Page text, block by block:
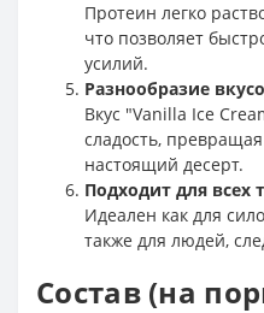
Протеин легко
что позволяет
усилий.
Разнообразие
Вкус "Vanilla Ice
сладость,
настоящий десерт.
Подходит для всех
Идеален как для
также для людей,
Состав (на